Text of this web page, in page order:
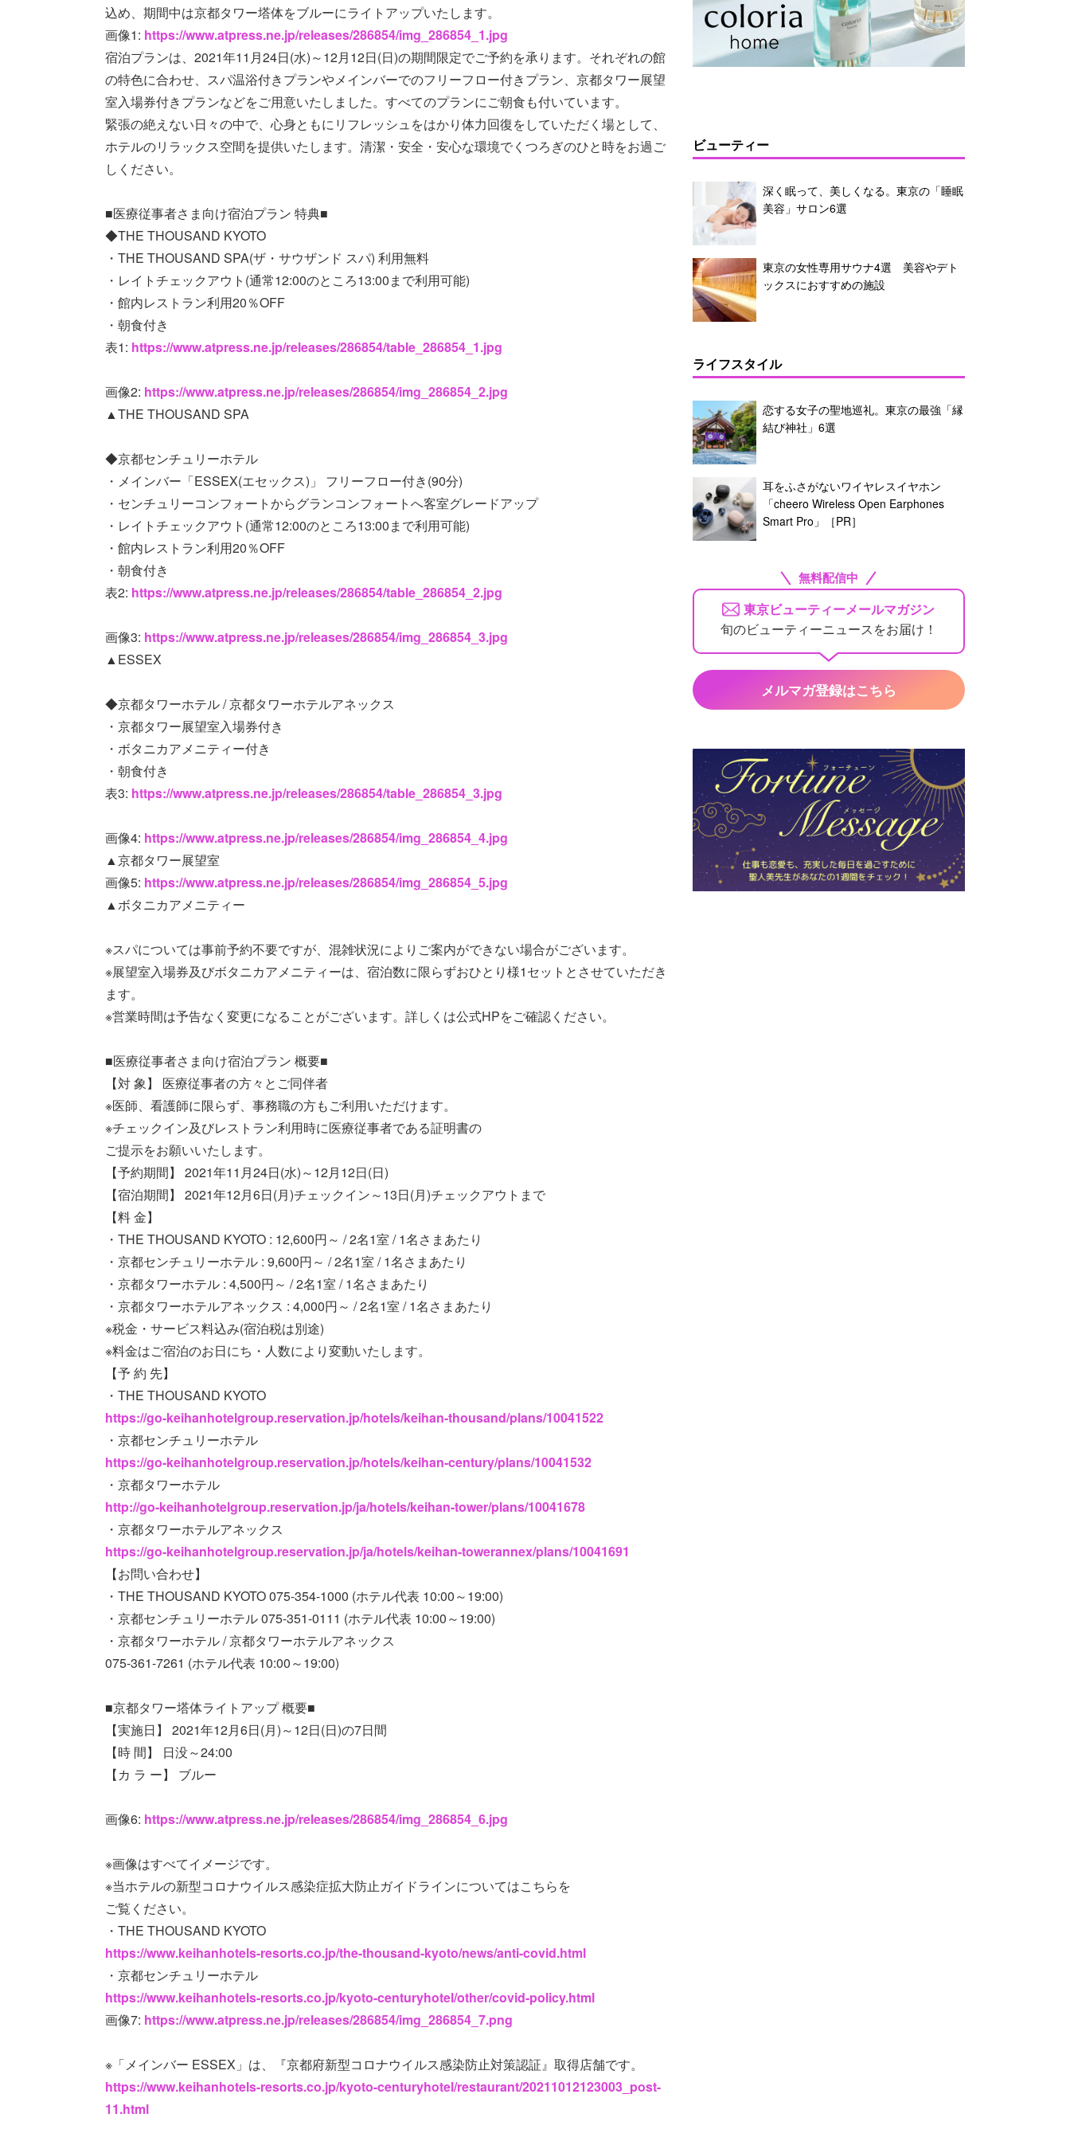
込め、期間中は京都タワー塔体をブルーにライトアップいたします。
画像1: https://www.atpress.ne.jp/releases/286854/img_286854_1.jpg
宿泊プランは、2021年11月24日(水)～12月12日(日)の期間限定でご予約を承ります。それぞれの館
の特色に合わせ、スパ温浴付きプランやメインバーでのフリーフロー付きプラン、京都タワー展望
室入場券付きプランなどをご用意いたしました。すべてのプランにご朝食も付いています。
緊張の絶えない日々の中で、心身ともにリフレッシュをはかり体力回復をしていただく場として、
ホテルのリラックス空間を提供いたします。清潔・安全・安心な環境でくつろぎのひと時をお過ご
しください。
■医療従事者さま向け宿泊プラン 特典■
◆THE THOUSAND KYOTO
・THE THOUSAND SPA(ザ・サウザンド スパ) 利用無料
・レイトチェックアウト(通常12:00のところ13:00まで利用可能)
・館内レストラン利用20％OFF
・朝食付き
表1: https://www.atpress.ne.jp/releases/286854/table_286854_1.jpg
画像2: https://www.atpress.ne.jp/releases/286854/img_286854_2.jpg
▲THE THOUSAND SPA
◆京都センチュリーホテル
・メインバー「ESSEX(エセックス)」 フリーフロー付き(90分)
・センチュリーコンフォートからグランコンフォートへ客室グレードアップ
・レイトチェックアウト(通常12:00のところ13:00まで利用可能)
・館内レストラン利用20％OFF
・朝食付き
表2: https://www.atpress.ne.jp/releases/286854/table_286854_2.jpg
画像3: https://www.atpress.ne.jp/releases/286854/img_286854_3.jpg
▲ESSEX
◆京都タワーホテル / 京都タワーホテルアネックス
・京都タワー展望室入場券付き
・ボタニカアメニティー付き
・朝食付き
表3: https://www.atpress.ne.jp/releases/286854/table_286854_3.jpg
画像4: https://www.atpress.ne.jp/releases/286854/img_286854_4.jpg
▲京都タワー展望室
画像5: https://www.atpress.ne.jp/releases/286854/img_286854_5.jpg
▲ボタニカアメニティー
※スパについては事前予約不要ですが、混雑状況によりご案内ができない場合がございます。
※展望室入場券及びボタニカアメニティーは、宿泊数に限らずおひとり様1セットとさせていただき
ます。
※営業時間は予告なく変更になることがございます。詳しくは公式HPをご確認ください。
■医療従事者さま向け宿泊プラン 概要■
【対 象】 医療従事者の方々とご同伴者
※医師、看護師に限らず、事務職の方もご利用いただけます。
※チェックイン及びレストラン利用時に医療従事者である証明書の
ご提示をお願いいたします。
【予約期間】 2021年11月24日(水)～12月12日(日)
【宿泊期間】 2021年12月6日(月)チェックイン～13日(月)チェックアウトまで
【料 金】
・THE THOUSAND KYOTO : 12,600円～ / 2名1室 / 1名さまあたり
・京都センチュリーホテル : 9,600円～ / 2名1室 / 1名さまあたり
・京都タワーホテル : 4,500円～ / 2名1室 / 1名さまあたり
・京都タワーホテルアネックス : 4,000円～ / 2名1室 / 1名さまあたり
※税金・サービス料込み(宿泊税は別途)
※料金はご宿泊のお日にち・人数により変動いたします。
【予 約 先】
・THE THOUSAND KYOTO
https://go-keihanhotelgroup.reservation.jp/hotels/keihan-thousand/plans/10041522
・京都センチュリーホテル
https://go-keihanhotelgroup.reservation.jp/hotels/keihan-century/plans/10041532
・京都タワーホテル
http://go-keihanhotelgroup.reservation.jp/ja/hotels/keihan-tower/plans/10041678
・京都タワーホテルアネックス
https://go-keihanhotelgroup.reservation.jp/ja/hotels/keihan-towerannex/plans/10041691
【お問い合わせ】
・THE THOUSAND KYOTO 075-354-1000 (ホテル代表 10:00～19:00)
・京都センチュリーホテル 075-351-0111 (ホテル代表 10:00～19:00)
・京都タワーホテル / 京都タワーホテルアネックス
075-361-7261 (ホテル代表 10:00～19:00)
■京都タワー塔体ライトアップ 概要■
【実施日】 2021年12月6日(月)～12日(日)の7日間
【時 間】 日没～24:00
【カ ラ ー】 ブルー
画像6: https://www.atpress.ne.jp/releases/286854/img_286854_6.jpg
※画像はすべてイメージです。
※当ホテルの新型コロナウイルス感染症拡大防止ガイドラインについてはこちらを
ご覧ください。
・THE THOUSAND KYOTO
https://www.keihanhotels-resorts.co.jp/the-thousand-kyoto/news/anti-covid.html
・京都センチュリーホテル
https://www.keihanhotels-resorts.co.jp/kyoto-centuryhotel/other/covid-policy.html
画像7: https://www.atpress.ne.jp/releases/286854/img_286854_7.png
※「メインバー ESSEX」は、『京都府新型コロナウイルス感染防止対策認証』取得店舗です。
https://www.keihanhotels-resorts.co.jp/kyoto-centuryhotel/restaurant/20211012123003_post-
11.html
ビューティー
深く眠って、美しくなる。東京の「睡眠
美容」サロン6選
東京の女性専用サウナ4選 美容やデト
ックスにおすすめの施設
ライフスタイル
恋する女子の聖地巡礼。東京の最強「縁
結び神社」6選
耳をふさがないワイヤレスイヤホン
「cheero Wireless Open Earphones
Smart Pro」［PR］
無料配信中
東京ビューティーメールマガジン
旬のビューティーニュースをお届け！
メルマガ登録はこちら